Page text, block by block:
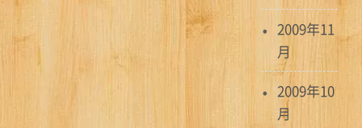
2009年11
月
2009年10
月